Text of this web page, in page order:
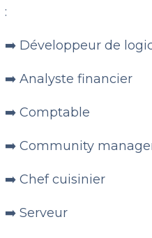
:
➡️ Développeur de
➡️ Analyste financier
➡️ Comptable
➡️ Community
➡️ Chef cuisinier
➡️ Serveur